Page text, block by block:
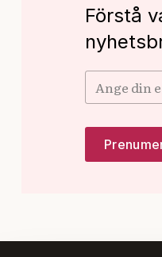
Förstå